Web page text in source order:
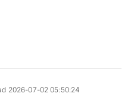
2026-07-02 05:50:24